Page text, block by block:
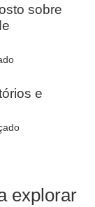
sobre
e
explorar